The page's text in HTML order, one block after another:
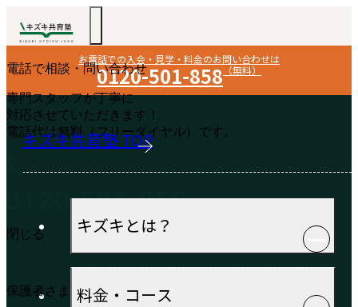
お電話での入会・見学・料金のお問い合わせは
0120-501-858 （無料）
キズキ共育塾 TOP
キズキとは？
料金・コース
電話で相談・問い合わせ
専門スタッフが丁寧に
対応させていただきます！
電話代は無料（フリーダイヤル）です。
閉じる
保護者さまの声